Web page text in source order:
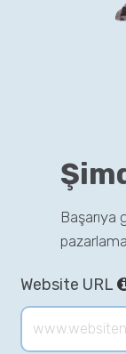
Başarıya
Website URL